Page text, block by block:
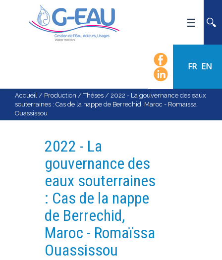
FR EN
ACTUALITÉS
AGENDA
CALENDRIER DES ÉVÈNEMENTS
ORGANIGRAMME
LES DOMAINES SCIENTIFIQUES
RECHERCHE
PLATEFORMES EXPÉRIMENTALES
IMPLANTATIONS GÉOGRAPHIQUES
Accueil / Production /Thèses / 2022 - La gouvernance des eaux
souterraines : Cas de la nappe de Berrechid, Maroc - Romaïssa
Ouassissou
2022 - La
gouvernance des
eaux souterraines
: Cas de la nappe
de Berrechid,
Maroc - Romaïssa
Ouassissou